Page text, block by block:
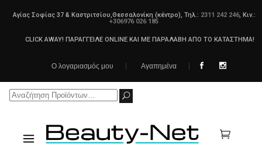
Αγίας Σοφίας 37 & Καστριτσίου,Θεσσαλονίκη (κέντρο), Τηλ.: 2311 242 246, Κιν.:
+306976 026 185
CLICK AWAY! ΠΑΡΑΓΓΕΙΛΕ ONLINE ΚΑΙ ΜΕ ΠΑΡΑΛΑΒΗ ΑΠΟ ΤΟ ΚΑΤΑΣΤΗΜΑ!
Ο λογαριασμός μου Αγαπημένα
Search